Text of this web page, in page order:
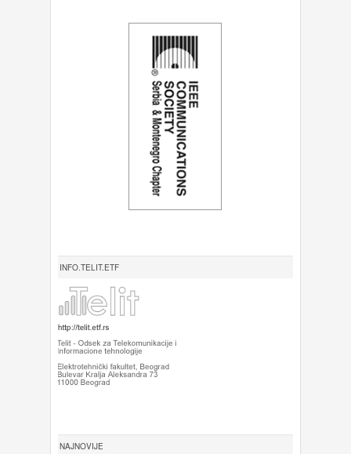
INFO.TELIT.ETF
NAJNOVIJE